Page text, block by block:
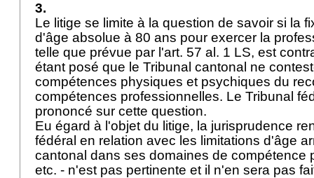
3.
Le litige se limite à la question de savoir si la
d'âge absolue à 80 ans pour exercer la
telle que prévue par l'art. 57 al. 1 LS, est
étant posé que le Tribunal cantonal ne
compétences physiques et psychiques du
compétences professionnelles. Le Tribunal
prononcé sur cette question.
Eu égard à l'objet du litige, la jurisprudence
fédéral en relation avec les limitations d'âge
cantonal dans ses domaines de compétence
etc. - n'est pas pertinente et il n'en sera pas